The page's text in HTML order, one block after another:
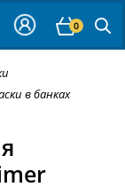
0
в банках